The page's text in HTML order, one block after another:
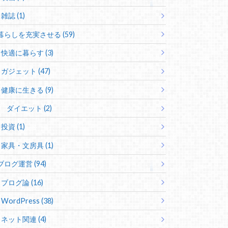
雑誌 (1)
らしを充実させる (59)
快適に暮らす (3)
ガジェット (47)
健康に生きる (9)
ダイエット (2)
投資 (1)
家具・文房具 (1)
ログ運営 (94)
ブログ論 (16)
WordPress (38)
ネット関連 (4)